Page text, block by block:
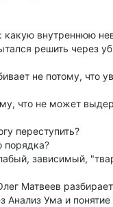
какую внутреннюю
решить через
не потому, что
что не может
переступить?
порядка?
зависимый,
Матвеев
Анализ Ума и